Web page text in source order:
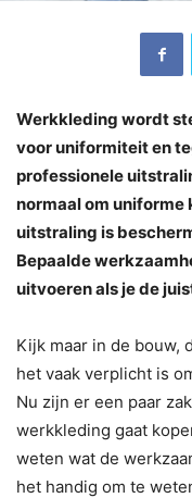
Werkkleding wordt
voor uniformiteit en
professionele
normaal om uniforme
uitstraling is
Bepaalde
uitvoeren als je de
Kijk maar in de bouw,
het vaak verplicht is
Nu zijn er een paar
werkkleding gaat
weten wat de
het handig om te